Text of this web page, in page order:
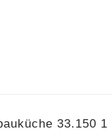
33.150 1